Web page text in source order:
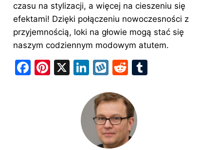
czasu na stylizacji, a więcej na cieszeniu się
efektami! Dzięki połączeniu nowoczesności z
przyjemnością, loki na głowie mogą stać się
naszym codziennym modowym atutem.
F
Pi X
Li
k
e
dI
n
W
k
o
p
R
d
di
t